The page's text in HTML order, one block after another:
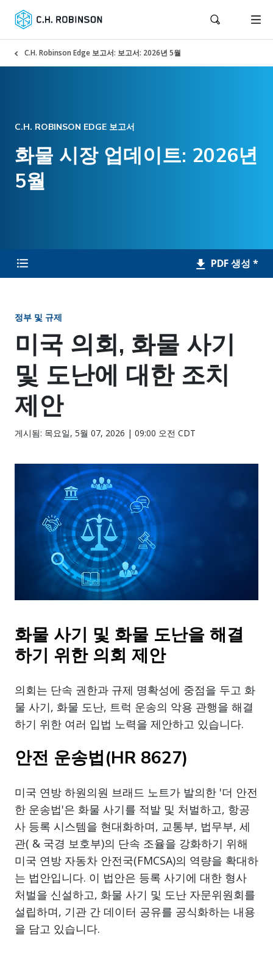
C.H. Robinson Edge 보고서: 보고서: 2026년 5월
C.H. ROBINSON EDGE 보고서
화물 시장 업데이트: 2026년
5월
PDF 생성 *
정부 및 규제
미국 의회, 화물 사기
및 도난에 대한 조치
제안
게시됨: 목요일, 5월 07, 2026 | 09:00 오전 CDT
화물 사기 및 화물 도난을 해결
하기 위한 의회 제안
의회는 단속 권한과 규제 명확성에 중점을 두고 화
물 사기, 화물 도난, 트럭 운송의 악용 관행을 해결
하기 위한 여러 입법 노력을 제안하고 있습니다.
안전 운송법(HR 8627)
미국 연방 하원의원 브래드 노트가 발의한 '더 안전
한 운송법'은 화물 사기를 적발 및 처벌하고, 항공
사 등록 시스템을 현대화하며, 교통부, 법무부, 세
관( & 국경 보호부)의 단속 조율을 강화하기 위해
미국 연방 자동차 안전국(FMCSA)의 역량을 확대하
는 법안입니다. 이 법안은 등록 사기에 대한 형사
처벌을 신설하고, 화물 사기 및 도난 자문위원회를
설립하며, 기관 간 데이터 공유를 공식화하는 내용
을 담고 있습니다.